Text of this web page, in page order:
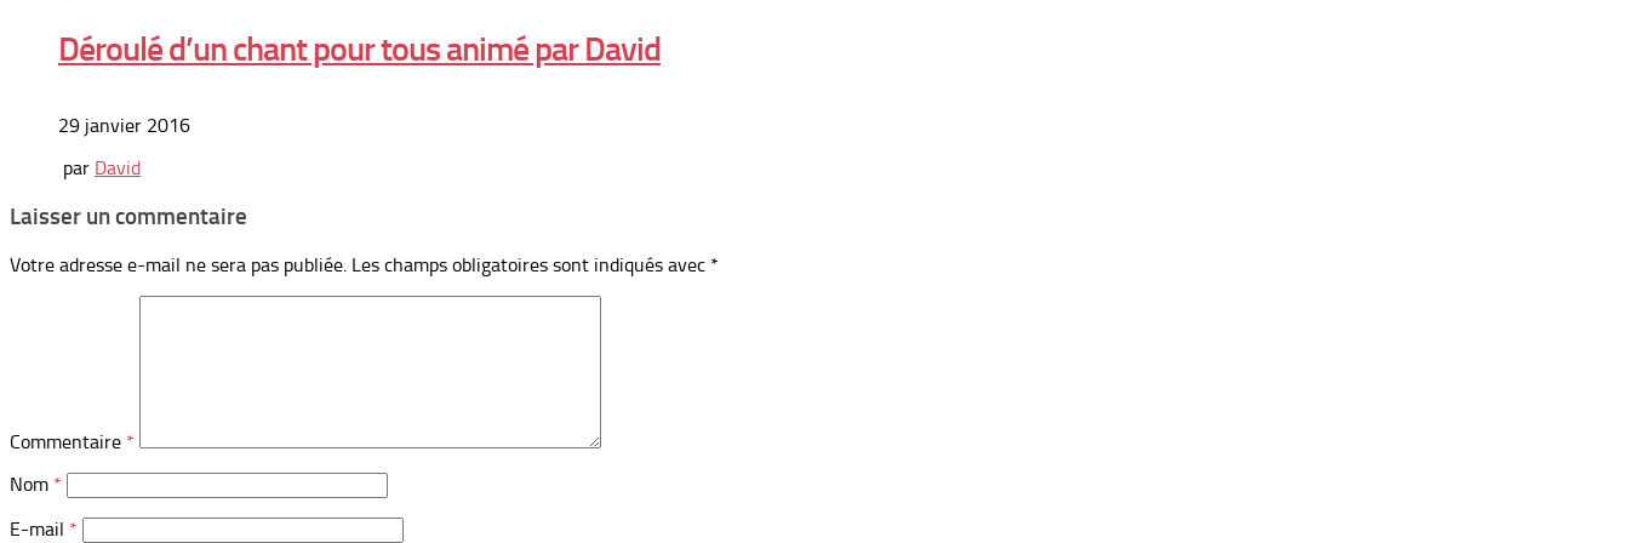
Déroulé d’un chant pour tous animé par David
29 janvier 2016
par David
Laisser un commentaire
Votre adresse e-mail ne sera pas publiée. Les champs obligatoires sont indiqués avec *
Commentaire *
Nom *
E-mail *